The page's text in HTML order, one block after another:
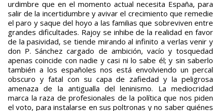
urdimbre que en el momento actual necesita España, para
salir de la incertidumbre y avivar el crecimiento que remedie
el paro y saque del hoyo a las familias que sobreviven entre
grandes dificultades. Rajoy se inhibe de la realidad en favor
de la pasividad, se tiende mirando al infinito a verlas venir y
don P. Sánchez cargado de ambición, vacío y tosquedad
apenas coincide con nadie y casi ni lo sabe él; y sin saberlo
también a los españoles nos está envolviendo un percal
obscuro y fatal con su capa de zafiedad y la peligrosa
amenaza de la antigualla del leninismo. La mediocridad
marca la raza de profesionales de la política que nos piden
el voto, para instalarse en sus poltronas y no saber quiénes